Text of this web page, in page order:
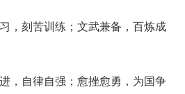
，刻苦训练；文武兼备，百炼成
，自律自强；愈挫愈勇，为国争